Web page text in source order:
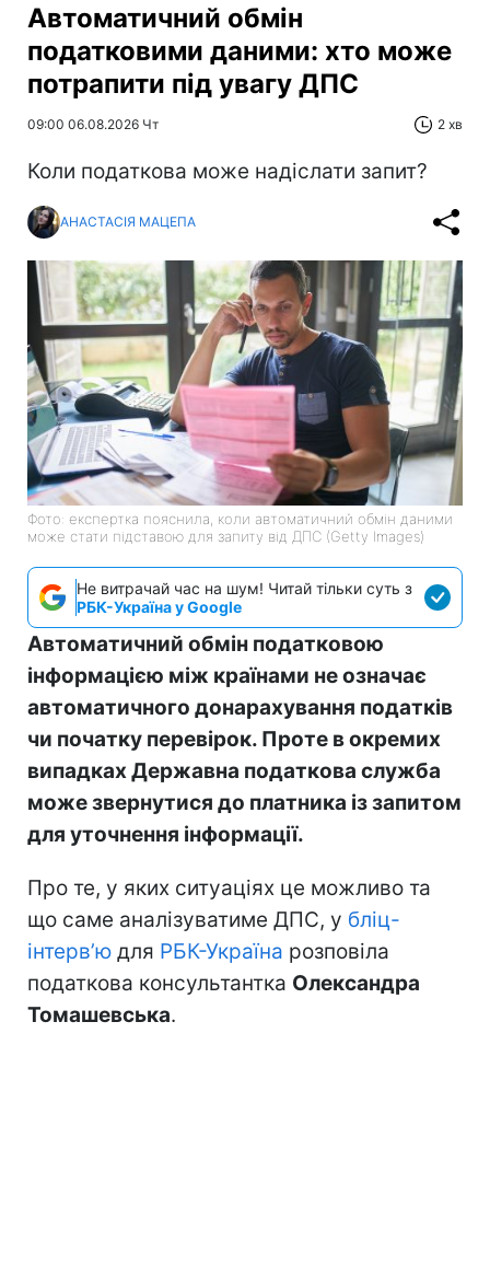
Автоматичний обмін
податковими даними: хто може
потрапити під увагу ДПС
09:00 06.08.2026 Чт 2 хв
Коли податкова може надіслати запит?
АНАСТАСІЯ МАЦЕПА
Фото: експертка пояснила, коли автоматичний обмін даними
може стати підставою для запиту від ДПС (Getty Images)
Не витрачай час на шум! Читай тільки суть з
РБК-Україна у Google
Автоматичний обмін податковою
інформацією між країнами не означає
автоматичного донарахування податків
чи початку перевірок. Проте в окремих
випадках Державна податкова служба
може звернутися до платника із запитом
для уточнення інформації.
Про те, у яких ситуаціях це можливо та
що саме аналізуватиме ДПС, у бліц-
інтерв’ю для РБК-Україна розповіла
податкова консультантка Олександра
Томашевська.